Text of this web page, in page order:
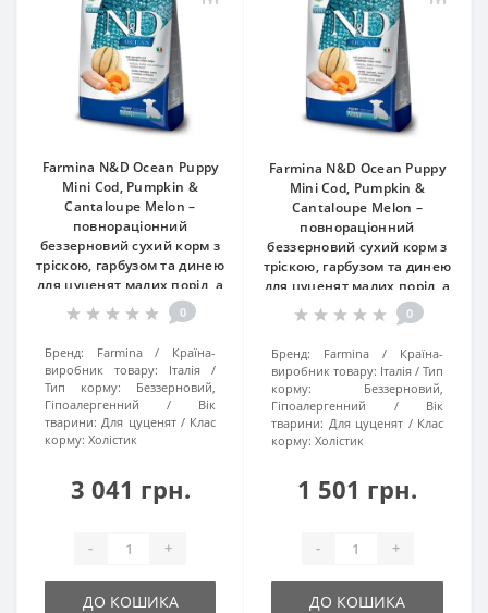
Farmina N&D Ocean Puppy
Mini Cod, Pumpkin &
Cantaloupe Melon –
повнораціонний
беззерновий сухий корм з
тріскою, гарбузом та динею
для цуценят малих порід, а
також для вагітних і
годуючих собак, 7 кг
0
Бренд: Farmina
Країна-
виробник товару:
Італія
Тип корму:
Беззерновий,
Гіпоалергенний
Вік
тварини: Для цуценят
Клас
корму: Холістик
3 041 грн.
- +
ДО КОШИКА
Farmina N&D Ocean Puppy
Mini Cod, Pumpkin &
Cantaloupe Melon –
повнораціонний
беззерновий сухий корм з
тріскою, гарбузом та динею
для цуценят малих порід, а
також для вагітних і
годуючих собак, 2.5 кг
0
Бренд: Farmina
Країна-
виробник товару: Італія
Тип
корму:
Беззерновий,
Гіпоалергенний
Вік
тварини: Для цуценят
Клас
корму: Холістик
1 501 грн.
- +
ДО КОШИКА